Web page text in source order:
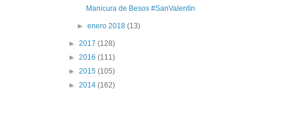
Manicura de Besos #SanValentín
►enero 2018(13)
► 2017 (128)
► 2016 (111)
► 2015 (105)
► 2014 (162)